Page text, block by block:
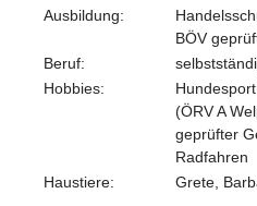
Ausbildung:
BÖV
Beruf:
Hobbies:
Hundesport
(ÖRV A
geprüfter
Radfahren
Haustiere:
Grete,